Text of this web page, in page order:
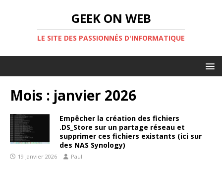
GEEK ON WEB
LE SITE DES PASSIONNÉS D'INFORMATIQUE
Mois : janvier 2026
Empêcher la création des fichiers
.DS_Store sur un partage réseau et
supprimer ces fichiers existants (ici sur
des NAS Synology)
19 janvier 2026 Paul